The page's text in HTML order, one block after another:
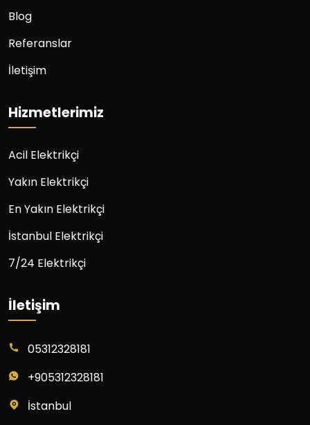
Blog
Referanslar
İletişim
Hizmetlerimiz
Acil Elektrikçi
Yakın Elektrikçi
En Yakın Elektrikçi
İstanbul Elektrikçi
7/24 Elektrikçi
İletişim
05312328181
+905312328181
İstanbul